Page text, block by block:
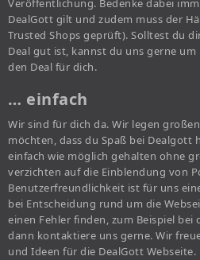
Veröffentlichung. Bedenke dabei
DealGott gilt und zudem muss der
Trusted Shops geprüft). Solltest du
Deal gut ist, kannst du uns gerne
den Deal für dich.
… einfach
Wir sind für dich da. Wir legen
möchten, dass du Spaß bei Dealgott
einfach wie möglich gehalten ohne
verzichten auf die Einblendung von
Benutzerfreundlichkeit ist für uns
bei Entscheidung rund um die
einen Fehler finden, zum Beispiel bei
dann kontaktiere uns gerne. Wir
und Ideen für die DealGott Webseite.